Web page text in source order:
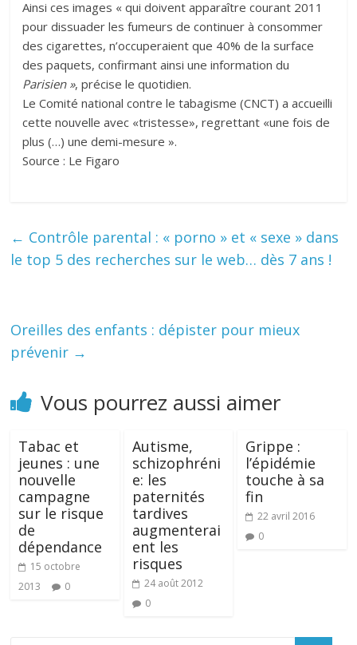
Ainsi ces images « qui doivent apparaître courant 2011
pour dissuader les fumeurs de continuer à consommer
des cigarettes, n’occuperaient que 40% de la surface
des paquets, confirmant ainsi une information du
Parisien », précise le quotidien.
Le Comité national contre le tabagisme (CNCT) a accueilli
cette nouvelle avec «tristesse», regrettant «une fois de
plus (…) une demi-mesure ».
Source : Le Figaro
← Contrôle parental : « porno » et « sexe » dans
le top 5 des recherches sur le web… dès 7 ans !
Oreilles des enfants : dépister pour mieux
prévenir →
Vous pourrez aussi aimer
Tabac et
jeunes : une
nouvelle
campagne
sur le risque
de
dépendance
15 octobre
2013
0
Autisme,
schizophréni
e: les
paternités
tardives
augmenterai
ent les
risques
24 août 2012
0
Grippe :
l’épidémie
touche à sa
fin
22 avril 2016
0